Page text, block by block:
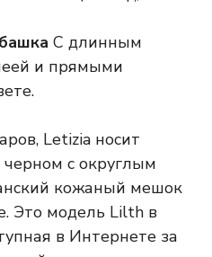
С длинным
и прямыми
Letizia носит
с округлым
кожаный мешок
Это модель Lilth в
в Интернете за